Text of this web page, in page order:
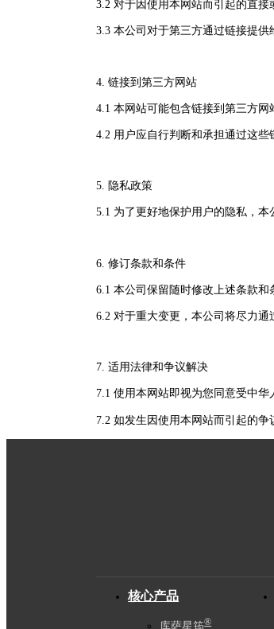
3.2 对于因使用本网站而引起的直
3.3 本公司对于第三方通过链接提
4. 链接到第三方网站
4.1 本网站可能包含链接到第三方
4.2 用户应自行判断和承担通过这
5. 隐私政策
5.1 为了更好地保护用户的隐私，
6. 修订条款和条件
6.1 本公司保留随时修改上述条款和
6.2 对于重大变更，本公司将尽力通
7. 适用法律和争议解决
7.1 使用本网站即视为您同意受中
7.2 如发生因使用本网站而引起的
核心产品
库萨星筠®